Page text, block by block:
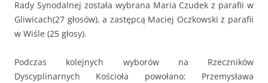
Rady Synodalnej została wybrana Maria Czudek z parafii w
Gliwicach(27 głosów), a zastępcą Maciej Oczkowski z parafii
w Wiśle (25 głosy).
Podczas kolejnych wyborów na Rzeczników
Dyscyplinarnych Kościoła powołano: Przemysława